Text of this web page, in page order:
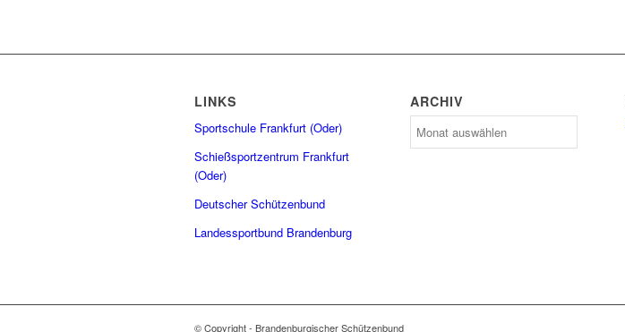
LINKS
Sportschule Frankfurt (Oder)
Schießsportzentrum Frankfurt
(Oder)
Deutscher Schützenbund
Landessportbund Brandenburg
ARCHIV
© Copyright - Brandenburgischer Schützenbund